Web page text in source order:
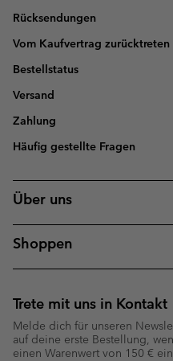
Rücksendungen
Vom Kaufvertrag zurücktreten
Bestellstatus
Versand
Zahlung
Häufig gestellte Fragen
Über uns
Shoppen
Trete mit uns in Kontakt
Melde dich für unseren
auf deine erste Bestellung,
einen Warenwert von 150 €